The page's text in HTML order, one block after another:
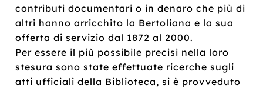
contributi documentari o in denaro che più di
altri hanno arricchito la Bertoliana e la sua
offerta di servizio dal 1872 al 2000.
Per essere il più possibile precisi nella loro
stesura sono state effettuate ricerche sugli
atti ufficiali della Biblioteca, si è provveduto